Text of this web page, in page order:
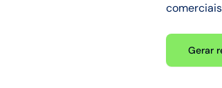
Gerar